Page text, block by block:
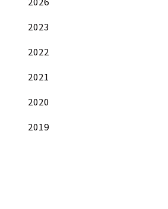
2023
2022
2021
2020
2019